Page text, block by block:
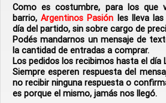
Como es costumbre, para los que
barrio,Argentinos Pasión les lleva
día del partido, sin sobre cargo de
Podés mandarnos un mensaje de
la cantidad de entradas a comprar.
Los pedidos los recibimos hasta el día
Siempre esperen respuesta del
no recibir ninguna respuesta o
es porque el mismo, jamás nos llegó.